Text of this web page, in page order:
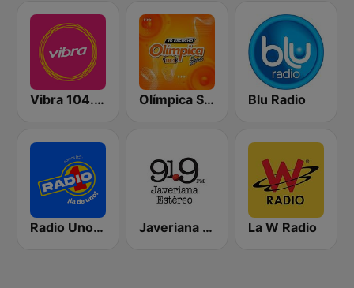
Vibra 104.9 FM Olímpica Stereo Neiva 100.3 FM Blu Radio
Radio Uno Bogotá Javeriana Estéreo 91.9 FM La W Radio